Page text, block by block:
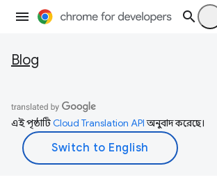
Blog
এই পৃষ্ঠাটিCloud Translation APIঅনুবাদ করেছে।